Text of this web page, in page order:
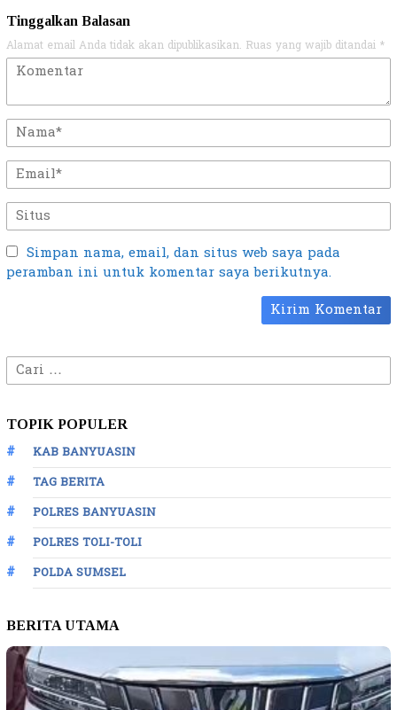
Tinggalkan Balasan
Alamat email Anda tidak akan dipublikasikan. Ruas yang wajib ditandai *
Simpan nama, email, dan situs web saya pada
peramban ini untuk komentar saya berikutnya.
Cari
untuk:
TOPIK POPULER
KAB BANYUASIN
TAG BERITA
POLRES BANYUASIN
POLRES TOLI-TOLI
POLDA SUMSEL
BERITA UTAMA